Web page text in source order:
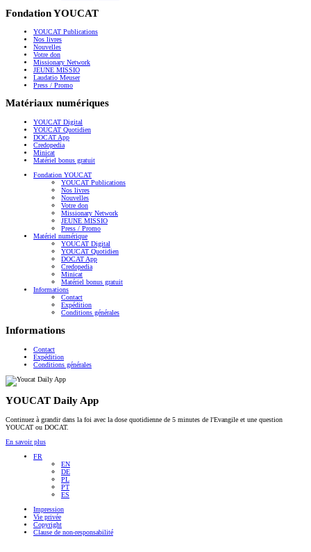
Fondation YOUCAT
YOUCAT Publications
Nos livres
Nouvelles
Votre don
Missionary Network
JEUNE MISSIO
Laudatio Meuser
Press / Promo
Matériaux numériques
YOUCAT Digital
YOUCAT Quotidien
DOCAT App
Credopedia
Minicat
Matériel bonus gratuit
Fondation YOUCAT
YOUCAT Publications
Nos livres
Nouvelles
Votre don
Missionary Network
JEUNE MISSIO
Press / Promo
Matériel numérique
YOUCAT Digital
YOUCAT Quotidien
DOCAT App
Credopedia
Minicat
Matériel bonus gratuit
Informations
Contact
Expédition
Conditions générales
Informations
Contact
Expédition
Conditions générales
YOUCAT Daily App
Continuez à grandir dans la foi avec la dose quotidienne de 5 minutes de l'Evangile et une question
YOUCAT ou DOCAT.
En savoir plus
FR
EN
DE
PL
PT
ES
Impression
Vie privée
Copyright
Clause de non-responsabilité